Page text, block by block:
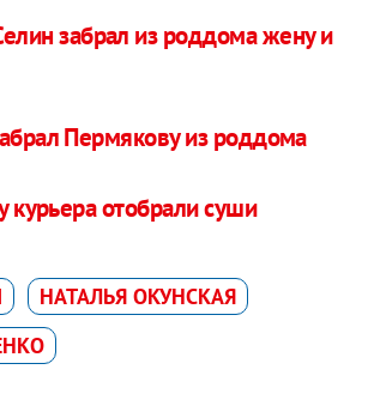
забрал из роддома жену и
Пермякову из роддома
курьера отобрали суши
НАТАЛЬЯ ОКУНСКАЯ